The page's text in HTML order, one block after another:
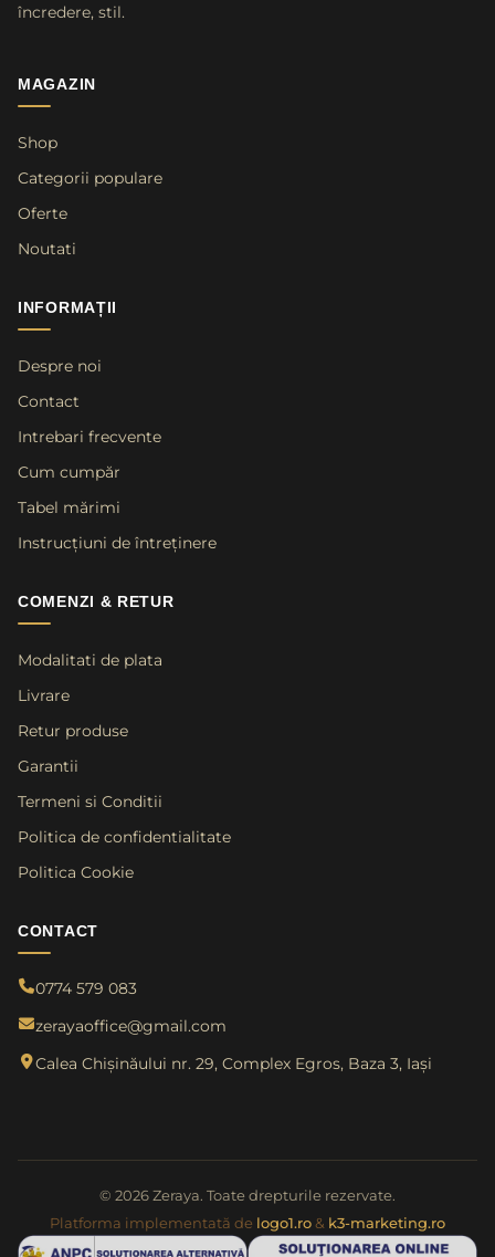
încredere, stil.
MAGAZIN
Shop
Categorii populare
Oferte
Noutati
INFORMAȚII
Despre noi
Contact
Intrebari frecvente
Cum cumpăr
Tabel mărimi
Instrucțiuni de întreținere
COMENZI & RETUR
Modalitati de plata
Livrare
Retur produse
Garantii
Termeni si Conditii
Politica de confidentialitate
Politica Cookie
CONTACT
0774 579 083
zerayaoffice@gmail.com
Calea Chișinăului nr. 29, Complex Egros, Baza 3, Iași
© 2026 Zeraya. Toate drepturile rezervate.
Platforma implementată de logo1.ro & k3-marketing.ro